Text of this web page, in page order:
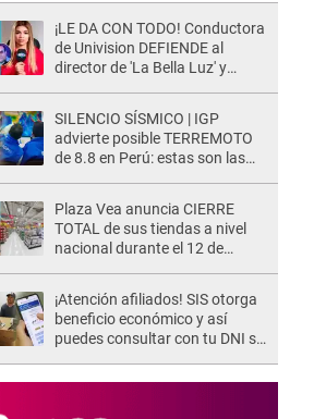
¡LE DA CON TODO! Conductora
de Univision DEFIENDE al
director de 'La Bella Luz' y
Saldaña: “Muchas amantes...”
SILENCIO SÍSMICO | IGP
advierte posible TERREMOTO
de 8.8 en Perú: estas son las
Plaza Vea anuncia CIERRE
TOTAL de sus tiendas a nivel
nacional durante el 12 de
¡Atención afiliados! SIS otorga
beneficio económico y así
puedes consultar con tu DNI si